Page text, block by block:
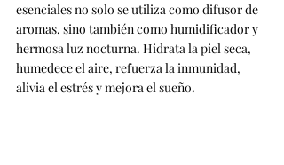
esenciales no solo se utiliza como difusor de
aromas, sino también como humidificador y
hermosa luz nocturna. Hidrata la piel seca,
humedece el aire, refuerza la inmunidad,
alivia el estrés y mejora el sueño.